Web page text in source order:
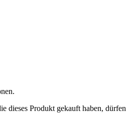
dieses Produkt gekauft haben, dürfen